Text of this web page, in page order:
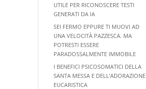
UTILE PER RICONOSCERE TESTI
GENERATI DA IA
SEI FERMO EPPURE TI MUOVI AD
UNA VELOCITÀ PAZZESCA. MA
POTRESTI ESSERE
PARADOSSALMENTE IMMOBILE
I BENEFICI PSICOSOMATICI DELLA
SANTA MESSA E DELL’ADORAZIONE
EUCARISTICA